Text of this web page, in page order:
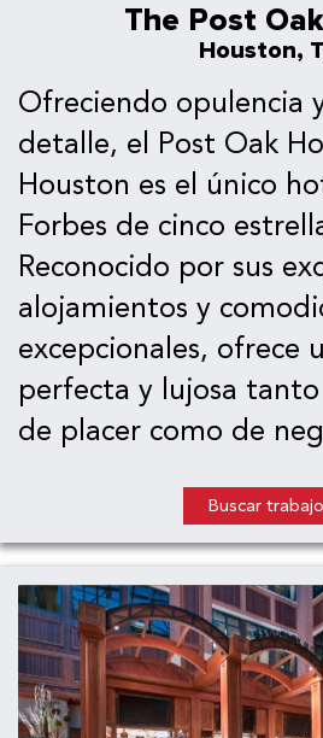
The Post
Houston,
Ofreciendo opulencia
detalle, el Post Oak
Houston es el único
Forbes de cinco
Reconocido por sus
alojamientos y
excepcionales, ofrece
perfecta y lujosa
de placer como de
Buscar